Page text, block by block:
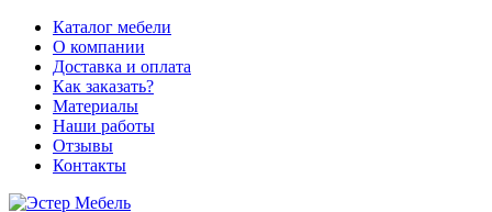
Каталог мебели
О компании
Доставка и оплата
Как заказать?
Материалы
Наши работы
Отзывы
Контакты